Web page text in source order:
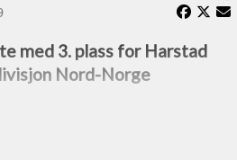
med 3. plass for Harstad
Nord-Norge